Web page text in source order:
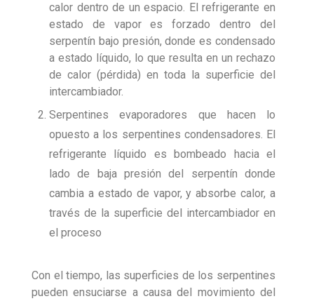
calor dentro de un espacio. El refrigerante en
estado de vapor es forzado dentro del
serpentín bajo presión, donde es condensado
a estado líquido, lo que resulta en un rechazo
de calor (pérdida) en toda la superficie del
intercambiador.
Serpentines evaporadores que hacen lo
opuesto a los serpentines condensadores. El
refrigerante líquido es bombeado hacia el
lado de baja presión del serpentín donde
cambia a estado de vapor, y absorbe calor, a
través de la superficie del intercambiador en
el proceso
Con el tiempo, las superficies de los serpentines
pueden ensuciarse a causa del movimiento del